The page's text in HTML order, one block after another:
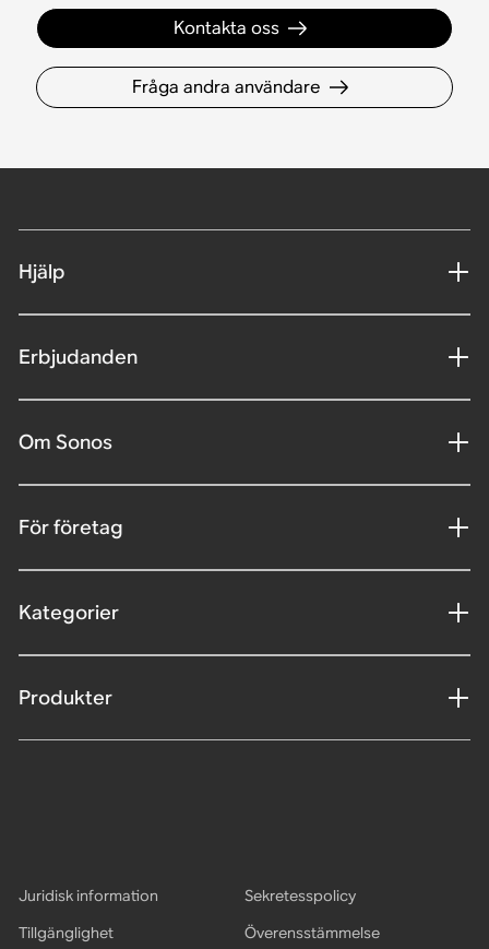
Kontakta oss
Fråga andra användare
Hjälp
Erbjudanden
Om Sonos
För företag
Kategorier
Produkter
Juridisk information
Sekretesspolicy
Tillgänglighet
Överensstämmelse